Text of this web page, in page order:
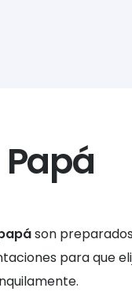
son
para que